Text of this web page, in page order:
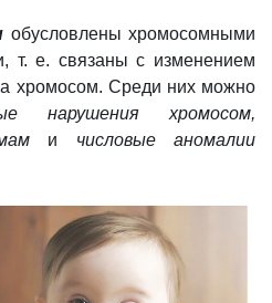
обусловлены хромосомными
т. е. связаны с изменением
хромосом. Среди них можно
нарушения хромосом,
и числовые аномалии